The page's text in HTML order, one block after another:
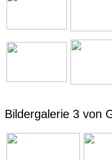
Bildergalerie 3 von